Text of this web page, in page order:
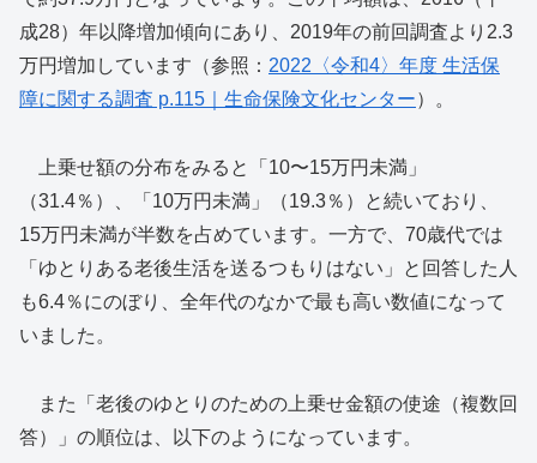
成28）年以降増加傾向にあり、2019年の前回調査より2.3
万円増加しています（参照： 2022〈令和4〉年度 生活保
障に関する調査 p.115｜生命保険文化センター）。
上乗せ額の分布をみると「10〜15万円未満」
（31.4％）、「10万円未満」（19.3％）と続いており、
15万円未満が半数を占めています。一方で、70歳代では
「ゆとりある老後生活を送るつもりはない」と回答した人
も6.4％にのぼり、全年代のなかで最も高い数値になって
いました。
また「老後のゆとりのための上乗せ金額の使途（複数回
答）」の順位は、以下のようになっています。